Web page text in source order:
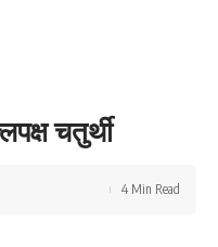
चतुर्थी
4 Min Read